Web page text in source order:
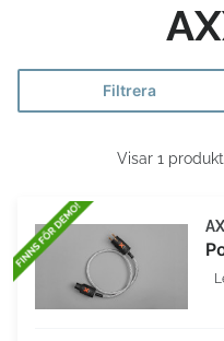
Filtrera
Visar 1